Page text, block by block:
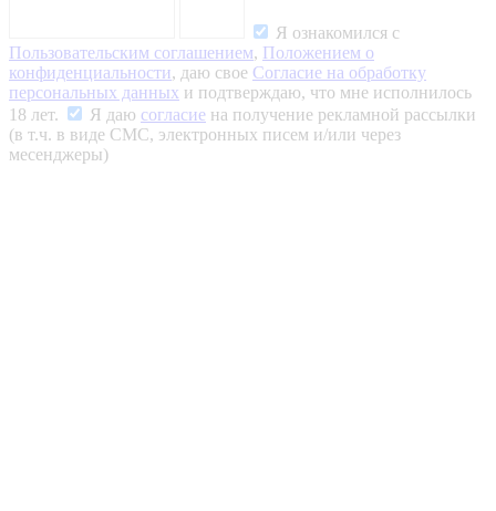
Я ознакомился с
Пользовательским соглашением, Положением о
конфиденциальности, даю свое Согласие на обработку
персональных данных и подтверждаю, что мне исполнилось
18 лет.
Я даю согласие на получение рекламной рассылки
(в т.ч. в виде СМС, электронных писем и/или через
месенджеры)